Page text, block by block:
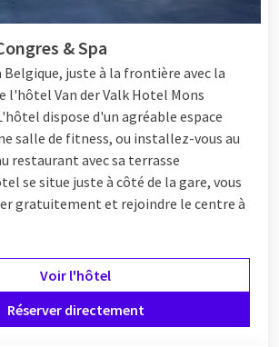
& Spa
Belgique, juste à la frontière avec la
l'hôtel Van der Valk Hotel Mons
dispose d'un agréable espace
salle de fitness, ou installez-vous au
restaurant avec sa terrasse
se situe juste à côté de la gare, vous
gratuitement et rejoindre le centre à
Voir l'hôtel
Réserver directement